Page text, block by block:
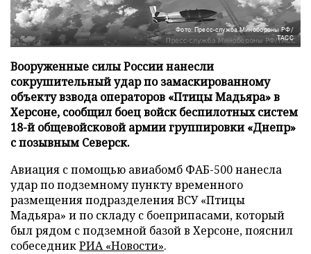
Фото: Пресс-служба Минобороны РФ/
ТАСС
Вооруженные силы России нанесли
сокрушительный удар по замаскированному
объекту взвода операторов «Птицы Мадьяра» в
Херсоне, сообщил боец войск беспилотных систем
18-й общевойсковой армии группировки «Днепр»
с позывным Северск.
Авиация с помощью авиабомб ФАБ-500 нанесла
удар по подземному пункту временного
размещения подразделения ВСУ «Птицы
Мадьяра» и по складу с боеприпасами, который
был рядом с подземной базой в Херсоне, пояснил
собеседникРИА «Новости».